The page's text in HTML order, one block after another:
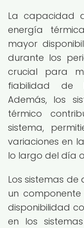
La capacidad
energía
mayor
durante los
crucial para
fiabilidad de
Además, los
térmico
sistema,
variaciones en
lo largo del día
Los sistemas
un
disponibilidad
en los